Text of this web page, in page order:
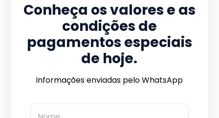
Conheça os valores e as
condições de
pagamentos especiais
de hoje.
Informações enviadas pelo WhatsApp